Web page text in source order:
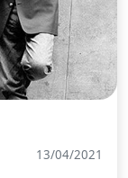
13/04/2021